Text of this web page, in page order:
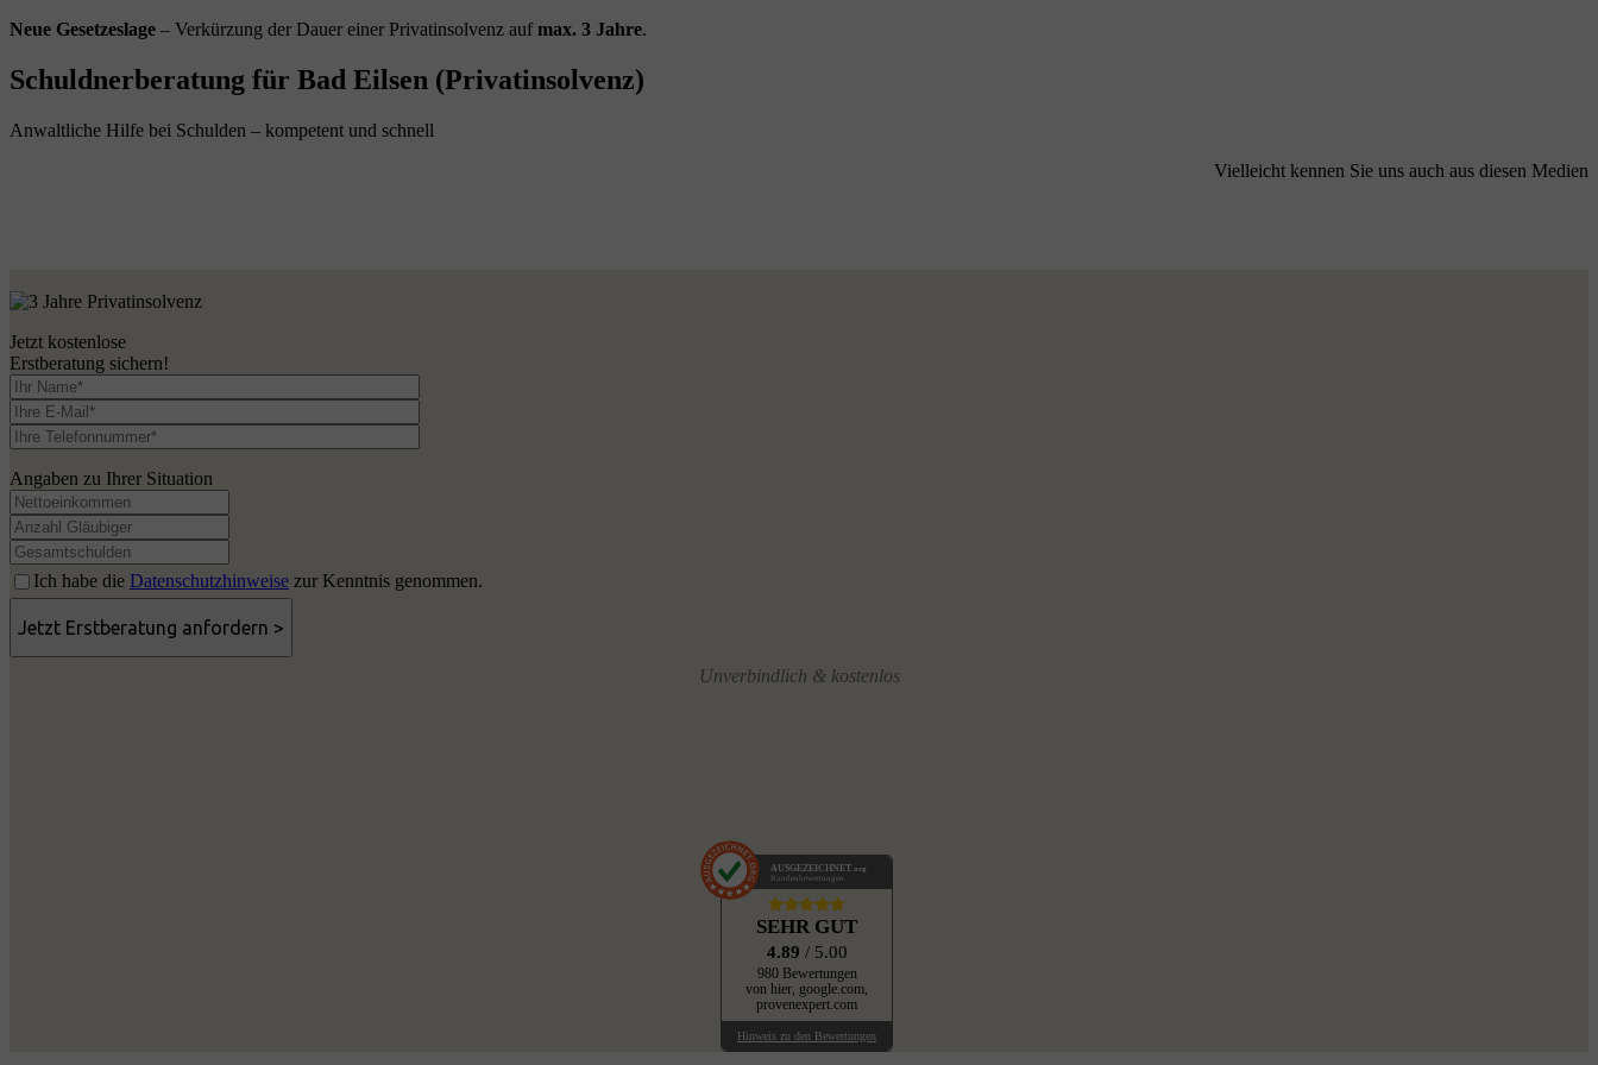
Neue Gesetzeslage – Verkürzung der Dauer einer Privatinsolvenz aufmax. 3 Jahre.
Schuldnerberatung für Bad Eilsen (Privatinsolvenz)
Anwaltliche Hilfe bei Schulden – kompetent und schnell
Vielleicht kennen Sie uns auch aus diesen Medien
Jetzt kostenlose
Erstberatung sichern!
Angaben zu Ihrer Situation
Ich habe die Datenschutzhinweise zur Kenntnis genommen.
Unverbindlich & kostenlos
AUSGEZEICHNET .org
Kundenbewertungen
SEHR GUT
4.89 / 5.00
980 Bewertungen
von hier, google.com,
provenexpert.com
Hinweis zu den Bewertungen